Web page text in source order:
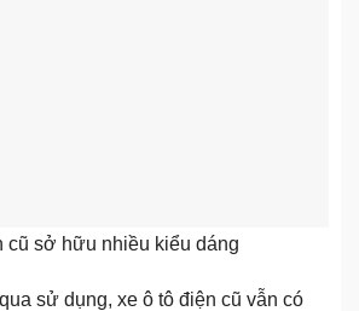
cũ sở hữu nhiều kiểu dáng
sử dụng, xe ô tô điện cũ vẫn có